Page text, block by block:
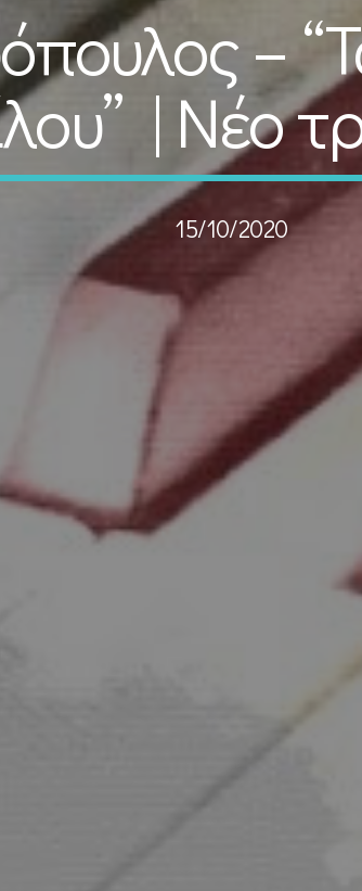
–
| Νέο
15/10/2020